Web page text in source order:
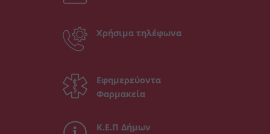
Χρήσιμα τηλέφωνα
Εφημερεύοντα
Φαρμακεία
Κ.Ε.Π Δήμων